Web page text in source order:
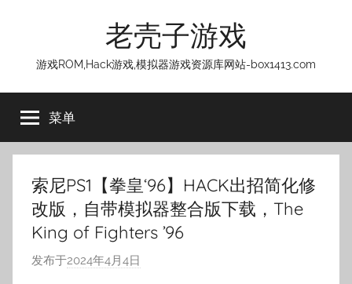
老壳子游戏
游戏ROM,Hack游戏,模拟器游戏资源库网站-box1413.com
菜单
索尼PS1【拳皇‘96】HACK出招简化修
改版，自带模拟器整合版下载，The
King of Fighters ’96
发布于2024年4月4日